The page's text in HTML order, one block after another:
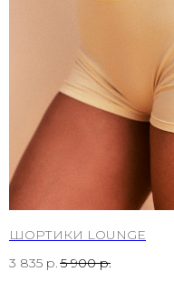
ШОРТИКИ LOUNGE
3 835 р. 5 900 р.